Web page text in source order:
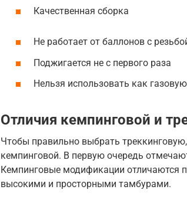
Качественная сборка
Не работает от баллонов с
Поджигается не с первого раза
Нельзя использовать как
Отличия кемпинговой и
Чтобы правильно выбрать
кемпинговой. В первую очередь
Кемпинговые модификации
высокими и просторными тамбурами.